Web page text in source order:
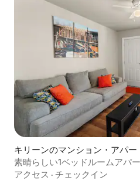
キリーンのマンション・アパー
素晴らしい1ベッドルームアパ
アクセス · チェックイン